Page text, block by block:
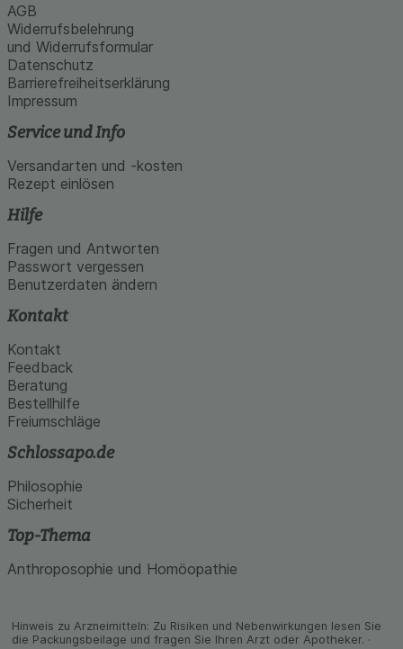
AGB
Widerrufsbelehrung
und Widerrufsformular
Datenschutz
Barrierefreiheitserklärung
Impressum
Service und Info
Versandarten und -kosten
Rezept einlösen
Hilfe
Fragen und Antworten
Passwort vergessen
Benutzerdaten ändern
Kontakt
Kontakt
Feedback
Beratung
Bestellhilfe
Freiumschläge
Schlossapo.de
Philosophie
Sicherheit
Top-Thema
Anthroposophie und Homöopathie
Hinweis zu Arzneimitteln: Zu Risiken und Neben­wirkungen lesen Sie
die Packungs­beilage und fragen Sie Ihren Arzt oder Apo­theker. ·